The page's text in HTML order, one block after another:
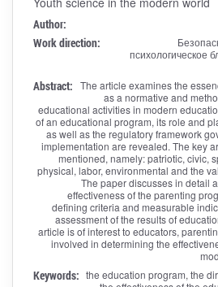
Author:
Work direction:
психологическое
Abstract: The article examines the
as a normative and
educational activities in modern
of an educational program, its role and
as well as the regulatory framework
implementation are revealed. The key
mentioned, namely: patriotic, civic,
physical, labor, environmental and the
The paper discusses in detail
effectiveness of the parenting
defining criteria and measurable
assessment of the results of
article is of interest to educators,
involved in determining the
Keywords: the education program, the